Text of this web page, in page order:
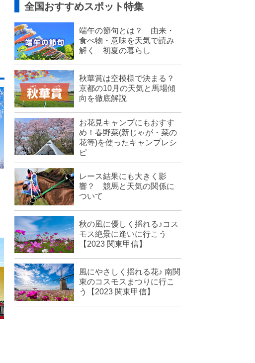
全国おすすめスポット特集
端午の節句とは？ 由来・
食べ物・意味を天気で読み
解く 初夏の暮らし
秋華賞は空模様で決まる？
京都の10月の天気と馬場傾
向を徹底解説
お花見キャンプにもおすす
め！春野菜(新じゃが・菜の
花等)を使ったキャンプレシ
ピ
レース結果にも大きく影
響？ 競馬と天気の関係に
ついて
秋の風に優しく揺れる♪コス
モス絶景に逢いに行こう
【2023 関東甲信】
風にやさしく揺れる花♪ 南関
東のコスモスまつりに行こ
う【2023 関東甲信】